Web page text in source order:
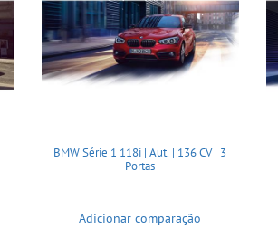
BMW Série 1 118i | Aut. | 136 CV | 3
Portas
Adicionar comparação